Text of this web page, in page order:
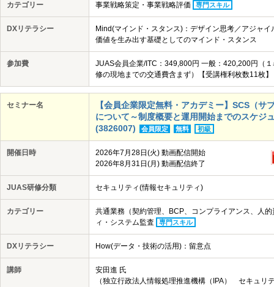
カテゴリー 事業戦略策定・事業戦略評価 専門スキル
DXリテラシー
Mind(マインド・スタンス)：デザイン思考／アジャ
価値を生み出す基礎としてのマインド・スタンス
参加費
JUAS会員企業/ITC：349,800円 一般：420,200円（
修の現地までの交通費含まず）【受講権利枚数11枚】
セミナー名
【会員企業限定無料・アカデミー】SCS（
について～制度概要と運用開始までのスケジ
(3826007)
会員限定 無料 初級
開催日時
2026年7月28日(火) 動画配信開始
2026年8月31日(月) 動画配信終了
JUAS研修分類 セキュリティ(情報セキュリティ)
カテゴリー
共通業務（契約管理、BCP、コンプライアンス、人
ィ・システム監査
専門スキル
DXリテラシー How(データ・技術の活用)：留意点
講師
安田進 氏
（独立行政法人情報処理推進機構（IPA） セキュ